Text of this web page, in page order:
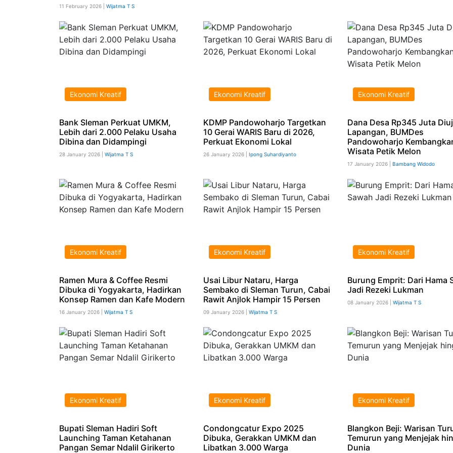
11 February 2026 | Wijatma T S
Ekonomi Kreatif
Bank Sleman Perkuat UMKM,
Lebih dari 2.000 Pelaku Usaha
Dibina dan Didampingi
28 January 2026 | Wijatma T S
Ekonomi Kreatif
KDMP Pandowoharjo Targetkan
10 Gerai WARIS Baru di 2026,
Perkuat Ekonomi Lokal
26 January 2026 | Ipong Suhardiyanto
Ekonomi Kreatif
Dana Desa Rp345 Juta
Lapangan, BUMDes
Pandowoharjo
Wisata Petik Melon
17 January 2026 | Bambang Widodo
Ekonomi Kreatif
Ramen Mura & Coffee Resmi
Dibuka di Yogyakarta, Hadirkan
Konsep Ramen dan Kafe Modern
16 January 2026 | Wijatma T S
Ekonomi Kreatif
Usai Libur Nataru, Harga
Sembako di Sleman Turun, Cabai
Rawit Anjlok Hampir 15 Persen
09 January 2026 | Wijatma T S
Ekonomi Kreatif
Burung Emprit: Dari Hama
Jadi Rezeki Lukman
08 January 2026 | Wijatma T S
Ekonomi Kreatif
Bupati Sleman Hadiri Soft
Launching Taman Ketahanan
Pangan Semar Ndalil Girikerto
Ekonomi Kreatif
Condongcatur Expo 2025
Dibuka, Gerakkan UMKM dan
Libatkan 3.000 Warga
Ekonomi Kreatif
Blangkon Beji: Warisan
Temurun yang Menjejak
Dunia